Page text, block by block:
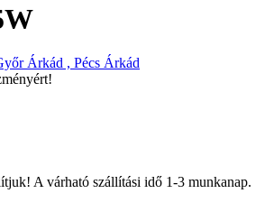
Árkád , Pécs Árkád
A várható szállítási idő 1-3 munkanap.